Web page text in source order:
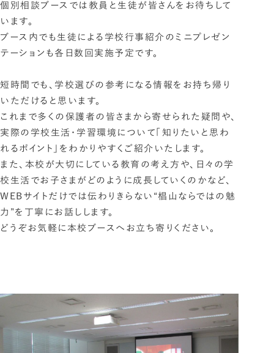
個別相談ブースでは教員と生徒が皆さんをお待ちして
います。
ブース内でも生徒による学校行事紹介のミニプレゼン
テーションも各日数回実施予定です。
短時間でも、学校選びの参考になる情報をお持ち帰り
いただけると思います。
これまで多くの保護者の皆さまから寄せられた疑問や、
実際の学校生活・学習環境について「知りたいと思わ
れるポイント」をわかりやすくご紹介いたします。
また、本校が大切にしている教育の考え方や、日々の学
校生活でお子さまがどのように成長していくのかなど、
WEBサイトだけでは伝わりきらない“椙山ならではの魅
力”を丁寧にお話しします。
どうぞお気軽に本校ブースへお立ち寄りください。